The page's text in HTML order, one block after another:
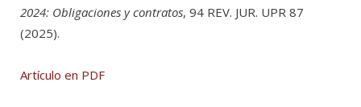
2024: Obligaciones y contratos, 94 REV. JUR. UPR 87
(2025).
Artículo en PDF